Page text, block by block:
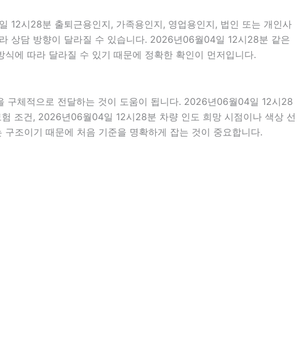
12시28분 출퇴근용인지, 가족용인지, 영업용인지, 법인 또는 개인사
상담 방향이 달라질 수 있습니다. 2026년06월04일 12시28분 같은
에 따라 달라질 수 있기 때문에 정확한 확인이 먼저입니다.
구체적으로 전달하는 것이 도움이 됩니다. 2026년06월04일 12시28
조건, 2026년06월04일 12시28분 차량 인도 희망 시점이나 색상 선
조이기 때문에 처음 기준을 명확하게 잡는 것이 중요합니다.